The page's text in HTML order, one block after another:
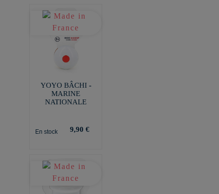
YOYO BÂCHI -
MARINE
NATIONALE
En stock 9,90 €